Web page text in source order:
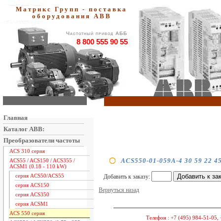
Матрикс Групп - поставка
оборудования АВВ
Частотный привод АББ
8 800 555 90 55
Главная
Каталог ABB:
Преобразователи частоты
ACS 310 серия
ACS55 / ACS150 / ACS355 /
ACSM1 (0.18 - 110 kW)
серия ACS50/ACS55
серия ACS150
серия ACS350
серия ACSM1
ACS 550 серия
ACS550-01-059A-4 30 59 22
Добавить к заказу:
Вернуться назад
Телефон : +7 (495) 984-51-05,